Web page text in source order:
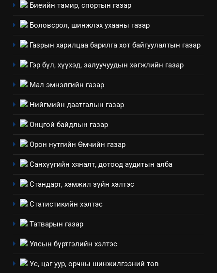
Биеийн тамир, спортын газар
Боловсрол, шинжлэх ухааны газар
Газрын харилцаа барилга хот байгуулалтын газар
Гэр бүл, хүүхэд, залуучуудын хөгжлийн газар
Мал эмнэлгийн газар
Нийгмийн даатгалын газар
Онцгой байдлын газар
Орон нутгийн Өмчийн газар
Санхүүгийн хяналт, дотоод аудитын алба
Стандарт, хэмжил зүйн хэлтэс
Статистикийн хэлтэс
Татварын газар
Улсын бүртгэлийн хэлтэс
Ус, цаг уур, орчны шинжилгээний төв
явуулж байгаа үйл ажиллагаа,
үйлдвэрлэл, үйлчилгээ,
технологийн хүн, мал, амьтны
үзүүлэх буюу үзүүлж байгаа
нөлөөллийн талаарх
ИЛ ТОД БАЙДАЛ
Нээлттэй засгийн түншлэл
НЭЭЛТТЭЙ ЗАСГИЙН ТҮНШЛЭЛ
“БИД ИРГЭДЭЭ СОНСОЖ,
ШИЙДНЭ” ӨДРИЙГ ЗОХИОН
БАЙГУУЛНА
3
ТАЗ-ЫН САЛБАР ЗӨВЛӨЛ
4
Архангай аймаг дахь салбар